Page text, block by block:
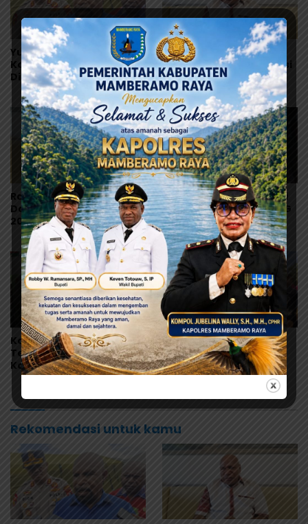
Yunus Wonda: Data
Korban MBG Akan
Diumumkan Setelah
Observasi Tiga Hari
Ramses Wally Minta
Program MBG Dievaluasi
Total, Usul Dana
Langsung Dikelola
Sekolah
Ramses Wally: Festival
Danau Sentani Ke-XV
2026 Harus Kembali
Masuk Kalender Event
Nasional
Polres Jayapura Selidiki
Dugaan Keracunan MBG
di Depapre, Puluhan
Saksi Diperiksa dan
Sampel Makanan Diuji
Korban Dugaan MBG
Terus Bertambah,
Kapolres Jayapura Turun
Langsung ke Puskesmas
Perdana Digelar di
Kalkote, Bupati YW:
Upacara HUT ke-81 RI
Kabupaten Jayapura
Libatkan Seluruh Distrik
Rekomendasi untuk kamu